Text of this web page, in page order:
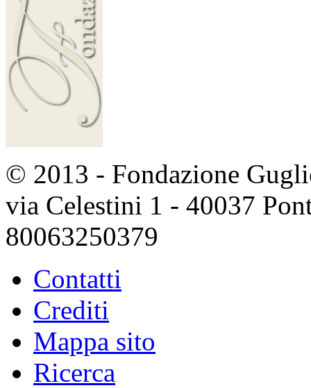
© 2013 - Fondazione
via Celestini 1 - 40037
80063250379
Contatti
Crediti
Mappa sito
Ricerca